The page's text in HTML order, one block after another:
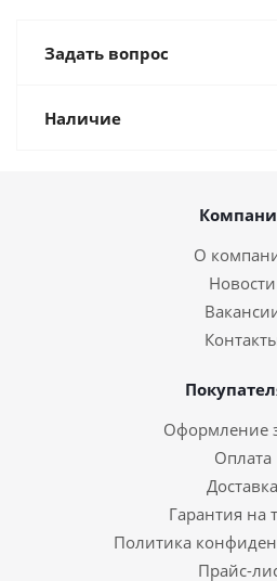
Задать вопрос
Наличие
О
Новости
Оформление
Оплата
Доставка
Гарантия на
Политика
Прайс-